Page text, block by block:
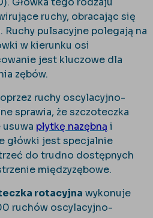
ruchy, obracając się
Ruchy pulsacyjne polegają na
w kierunku osi
jest kluczowe dla
zębów.
ruchy oscylacyjno-
sprawia, że szczoteczka
płytkę nazębną i
główki jest specjalnie
do trudno dostępnych
międzyzębowe.
rotacyjna wykonuje
ruchów oscylacyjno-